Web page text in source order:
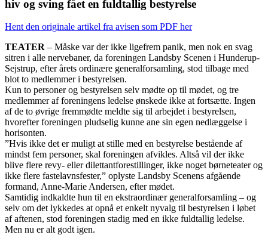
hiv og sving fået en fuldtallig bestyrelse
Hent den originale artikel fra avisen som PDF her
TEATER – Måske var der ikke ligefrem panik, men nok en svag
sitren i alle nervebaner, da foreningen Landsby Scenen i Hunderup-
Sejstrup, efter årets ordinære generalforsamling, stod tilbage med
blot to medlemmer i bestyrelsen.
Kun to personer og bestyrelsen selv mødte op til mødet, og tre
medlemmer af foreningens ledelse ønskede ikke at fortsætte. Ingen
af de to øvrige fremmødte meldte sig til arbejdet i bestyrelsen,
hvorefter foreningen pludselig kunne ane sin egen nedlæggelse i
horisonten.
”Hvis ikke det er muligt at stille med en bestyrelse bestående af
mindst fem personer, skal foreningen afvikles. Altså vil der ikke
blive flere revy- eller dilettantforestillinger, ikke noget børneteater og
ikke flere fastelavnsfester,” oplyste Landsby Scenens afgående
formand, Anne-Marie Andersen, efter mødet.
Samtidig indkaldte hun til en ekstraordinær generalforsamling – og
selv om det lykkedes at opnå et enkelt nyvalg til bestyrelsen i løbet
af aftenen, stod foreningen stadig med en ikke fuldtallig ledelse.
Men nu er alt godt igen.